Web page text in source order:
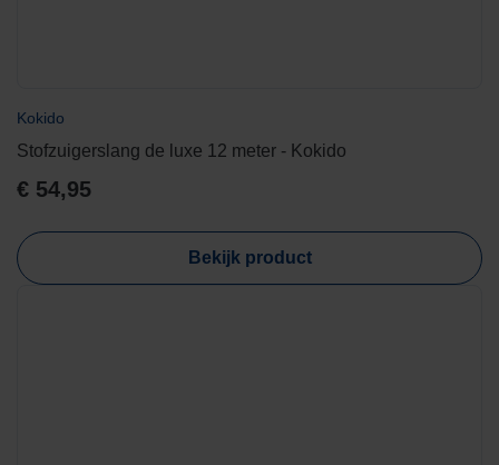
Kokido
Stofzuigerslang de luxe 12 meter - Kokido
€ 54,95
Bekijk product